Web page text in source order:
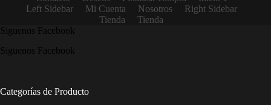
Left Sidebar
Mi Cuenta Nosotros
Right Sidebar
Tienda
Tienda
Siguenos Facebook
Siguenos Facebook
Categorías de Producto